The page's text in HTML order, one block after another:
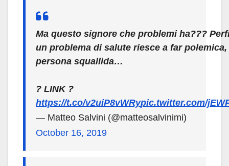
Ma questo signore che problemi ha???
un problema di salute riesce a far polemica,
persona squallida…
? LINK ?
https://t.co/v2uiP8vWRypic.twitter.com/
— Matteo Salvini (@matteosalvinimi)
October 16, 2019